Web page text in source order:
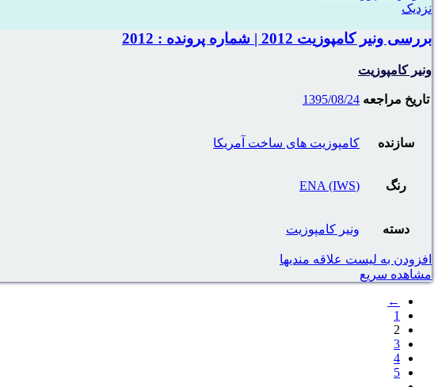
نزدیک
بررسی ونیر کامپوزیت 2012 | شماره پرونده : 2012
ونیر کامپوزیت
تاریخ مراجعه 1395/08/24
سازنده کامپوزیت های ساخت آمریکا
رنگ (ENA (IWS
دسته ونیر کامپوزیت
افزودن به لیست علاقه مندیها
مشاهده سریع
←
1
2
3
4
5